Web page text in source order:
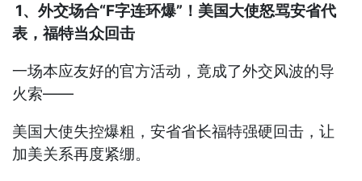
1、外交场合“F字连环爆”！美国大使怒骂安省代
表，福特当众回击
一场本应友好的官方活动，竟成了外交风波的导
火索——
美国大使失控爆粗，安省省长福特强硬回击，让
加美关系再度紧绷。